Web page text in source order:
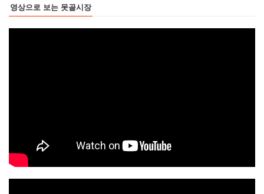
영상으로 보는 못골시장